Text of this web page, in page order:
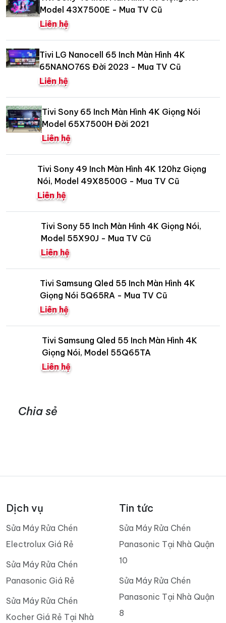
Model 43X7500E - Mua TV Cũ
Liên hệ
Tivi LG Nanocell 65 Inch Màn Hình 4K
65NANO76S Đời 2023 - Mua TV Cũ
Liên hệ
Tivi Sony 65 Inch Màn Hình 4K Giọng Nói
Model 65X7500H Đời 2021
Liên hệ
Tivi Sony 49 Inch Màn Hình 4K 120hz Giọng
Nói, Model 49X8500G - Mua TV Cũ
Liên hệ
Tivi Sony 55 Inch Màn Hình 4K Giọng Nói,
Model 55X90J - Mua TV Cũ
Liên hệ
Tivi Samsung Qled 55 Inch Màn Hình 4K
Giọng Nói 5Q65RA - Mua TV Cũ
Liên hệ
Tivi Samsung Qled 55 Inch Màn Hình 4K
Giọng Nói, Model 55Q65TA
Liên hệ
Chia sẻ
Dịch vụ
Sửa Máy Rửa Chén
Electrolux Giá Rẻ
Sửa Máy Rửa Chén
Panasonic Giá Rẻ
Sửa Máy Rửa Chén
Kocher Giá Rẻ Tại Nhà
Tin tức
Sửa Máy Rửa Chén
Panasonic Tại Nhà Quận
10
Sửa Máy Rửa Chén
Panasonic Tại Nhà Quận
8